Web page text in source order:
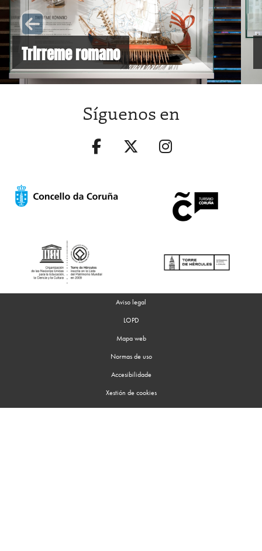
Trirreme romano
Síguenos en
Aviso legal
LOPD
Mapa web
Normas de uso
Accesibilidade
Xestión de cookies